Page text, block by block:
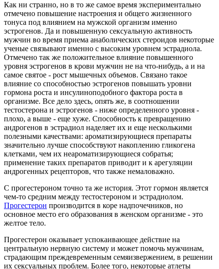
Как ни странно, но в то же самое время экспериментально
отмечено повышение настроения и общего жизненного
тонуса под влиянием на мужской организм именно
эстрогенов. Да и повышенную сексуальную активность
мужчин во время приема анаболических стероидов некоторые
ученые связывают именно с высоким уровнем эстрадиола.
Отмечено так же положительное влияние повышенного
уровня эстрогенов в крови мужчин не на что-нибудь, а и на
самое святое - рост мышечных объемов. Связано такое
влияние со способностью эстрогенов повышать уровни
гормона роста и инсулиноподобного фактора роста в
организме. Все дело здесь, опять же, в соотношении
тестостерона и эстрогенов - ниже определенного уровня -
плохо, а выше - еще хуже. Способность к превращению
андрогенов в эстрадиол наделяет их и еще несколькими
полезными качествами: ароматизирующиеся препараты
значительно лучше способствуют накоплению гликогена
клетками, чем их неароматизирующиеся собратья;
применение таких препаратов приводит и к арегуляции
андрогенных рецепторов, что также немаловажно.
С прогестероном точно та же история. Этот гормон является
чем-то средним между тестостероном и эстрадиолом.
Прогестерон производится в коре надпочечников, но
основное место его образования в женском организме - это
желтое тело.
Прогестерон оказывает успокаивающее действие на
центральную нервную систему и может помочь мужчинам,
страдающим преждевременным семяизвержением, в решении
их сексуальных проблем. Более того, некоторые атлеты